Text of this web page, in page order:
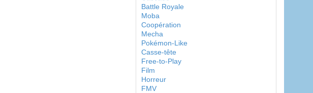
Battle Royale
Moba
Coopération
Mecha
Pokémon-Like
Casse-tête
Free-to-Play
Film
Horreur
FMV